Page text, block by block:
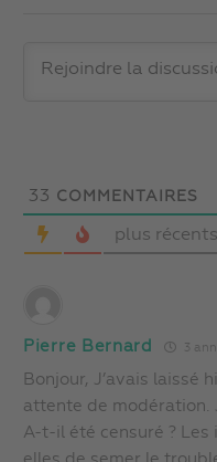
33 COMMENTAIRES
plus récents
Pierre Bernard 3
Bonjour, J’avais laissé
attente de modération.
A-t-il été censuré ? Les